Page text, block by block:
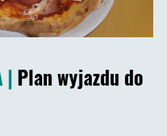
| Plan wyjazdu do